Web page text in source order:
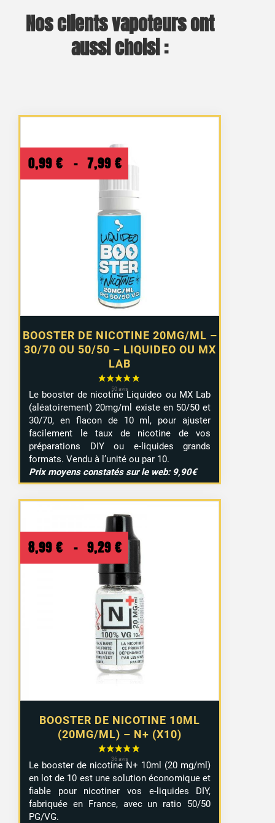
Nos clients vapoteurs ont
aussi choisi :
BOOSTER DE NICOTINE 20MG/ML –
30/70 OU 50/50 – LIQUIDEO OU MX
LAB
0,99 € – 7,99 € Plage
de
prix :
0,99 €
à
7,99 €
Le booster de nicotine Liquideo ou MX Lab
(aléatoirement) 20mg/ml existe en 50/50 et
30/70, en flacon de 10 ml, pour ajuster
facilement le taux de nicotine de vos
préparations DIY ou e-liquides grands
formats. Vendu à l’unité ou par 10.
Prix moyens constatés sur le web: 9,90€
BOOSTER DE NICOTINE 10ML
(20MG/ML) – N+ (X10)
8,99 € – 9,29 € Plage
de
prix :
8,99 €
à
9,29 €
Le booster de nicotine N+ 10ml (20 mg/ml)
en lot de 10 est une solution économique et
fiable pour nicotiner vos e-liquides DIY,
fabriquée en France, avec un ratio 50/50
PG/VG.